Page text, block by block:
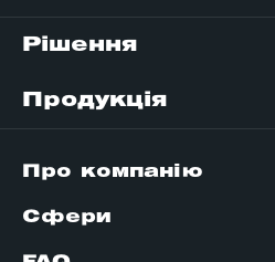
Рішення
Продукція
Про компанію
Сфери